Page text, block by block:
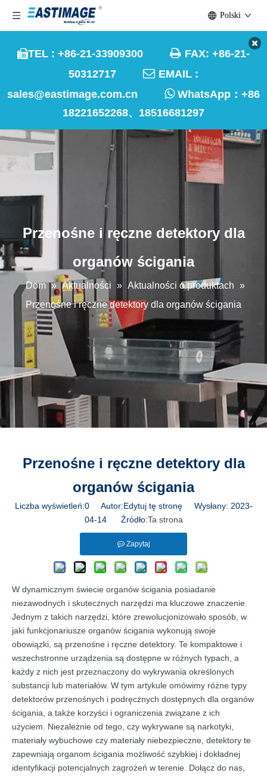
TEL : +86-21-33909300  FAX: +86-21-
50312717  EMAIL :
sales@eastimage.com.cn
WhatsApp： +86
18221652268、18516681297
Polski
Przenośne i ręczne detektory dla
organów ścigania
Dom » Aktualności » Aktualności o produktach »
Przenośne i ręczne detektory dla organów ścigania
Przenośne i ręczne detektory dla
organów ścigania
Liczba wyświetleń:0Autor:Edytuj tę stronę Wysłany: 2023-
04-14 Źródło:Ta strona
Zapytaj
W dynamicznym świecie organów ścigania posiadanie
niezawodnych i skutecznych narzędzi ma kluczowe znaczenie.
Jednym z takich narzędzi, które zrewolucjonizowało sposób, w
jaki funkcjonariusze organów ścigania wykonują swoje
obowiązki, są przenośne i ręczne detektory. Te kompaktowe i
wszechstronne urządzenia są dostępne w różnych typach, a
każdy z nich jest przeznaczony do wykrywania określonych
substancji lub materiałów. W tym artykule omówimy różne typy
detektorów przenośnych i podręcznych dostępnych dla organów
ścigania, a także korzyści i ograniczenia związane z ich
użyciem. Niezależnie od tego, czy wykrywane są narkotyki,
materiały wybuchowe czy materiały niebezpieczne, detektory te
zapewniają organom ścigania możliwość szybkiej i dokładnej
identyfikacji potencjalnych zagrożeń w terenie. Dołącz do nas,